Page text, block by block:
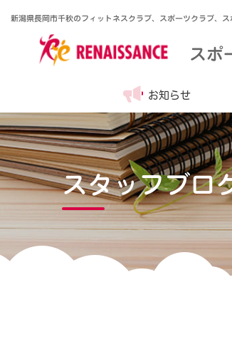
新潟県長岡市千秋のフィットネスクラブ、スポーツクラブ、ス
スポ
お知らせ
スタッフブロ